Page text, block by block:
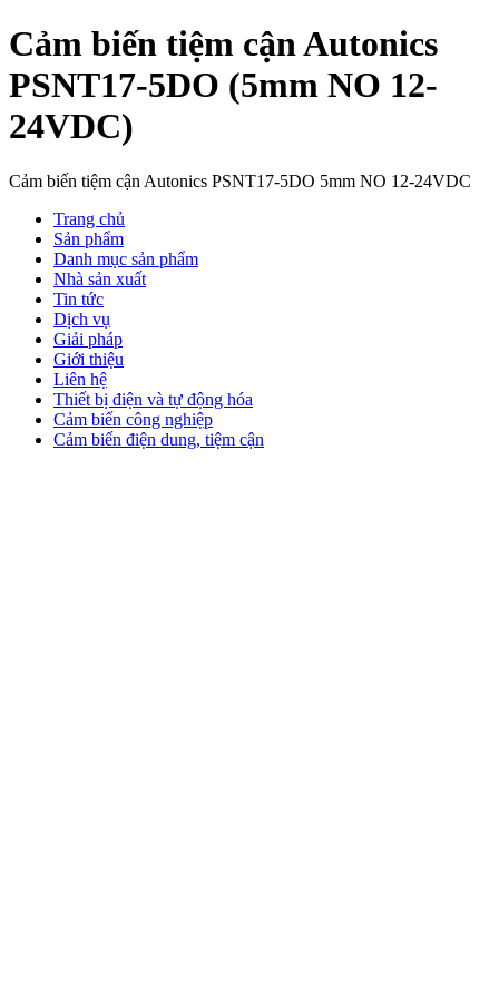
Cảm biến tiệm cận Autonics
PSNT17-5DO (5mm NO 12-
24VDC)
Cảm biến tiệm cận Autonics PSNT17-5DO 5mm NO 12-24VDC
Trang chủ
Sản phẩm
Danh mục sản phẩm
Nhà sản xuất
Tin tức
Dịch vụ
Giải pháp
Giới thiệu
Liên hệ
Thiết bị điện và tự động hóa
Cảm biến công nghiệp
Cảm biến điện dung, tiệm cận